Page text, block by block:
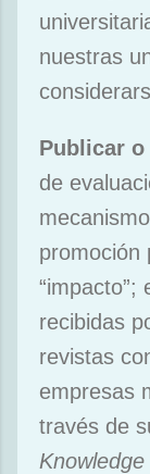
nuestras
Publicar o
de
promoción
“impacto”;
recibidas
revistas
empresas
través de